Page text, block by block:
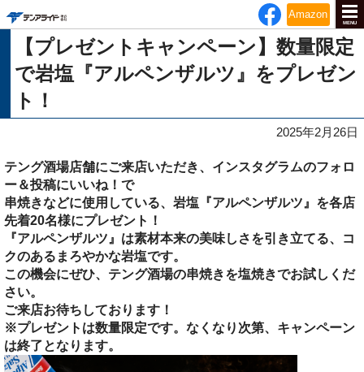
Amazon
MENU
【プレゼントキャンペーン】数量限定
で岩塩『アルペンザルツ』をプレゼン
ト！
2025年2月26日
テング酒場店舗にご来店いただき、インスタグラムのフォロ
ー＆投稿にいいね！で
串焼きなどに使用している、岩塩『アルペンザルツ』を各店
先着20名様にプレゼント！
『アルペンザルツ』は素材本来の美味しさを引き立てる、コ
クのあるまろやかな岩塩です。
この機会にぜひ、テング酒場の串焼きを塩焼きでお試しくだ
さい。
ご来店お待ちしております！
※プレゼントは数量限定です。なくなり次第、キャンペーン
は終了となります。